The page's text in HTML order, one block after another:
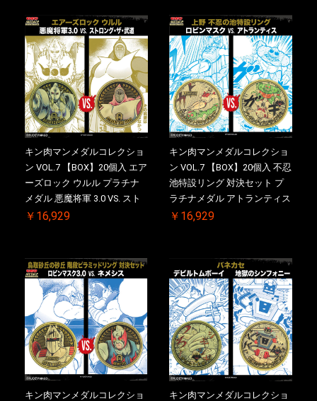
【二次受注分】2026/10/30 一
斉出荷予定
【二次受注分】2026/10/30 一
斉出荷予定
キン肉マンメダルコレクショ
ン VOL.7 【BOX】20個入 エア
ーズロック ウルル プラチナ
メダル 悪魔将軍 3.0 VS. スト
ロング・ザ・武道【初回購入
2026/10/30 一斉出荷予定
￥16,929
キン肉マンメダルコレクショ
ン VOL.7 【BOX】20個入 不忍
池特設リング 対決セット プ
ラチナメダル アトランティス
ドライバー VS.ネックカット
メダル(非売品)付
￥16,929
キン肉マンメダルコレクショ
キン肉マンメダルコレクショ